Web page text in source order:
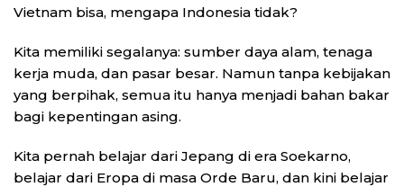
Vietnam bisa, mengapa Indonesia tidak?
Kita memiliki segalanya: sumber daya alam, tenaga
kerja muda, dan pasar besar. Namun tanpa kebijakan
yang berpihak, semua itu hanya menjadi bahan bakar
bagi kepentingan asing.
Kita pernah belajar dari Jepang di era Soekarno,
belajar dari Eropa di masa Orde Baru, dan kini belajar